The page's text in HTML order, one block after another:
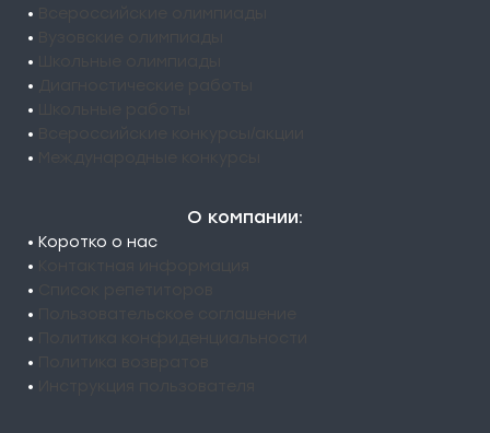
•
•
•
•
•
•
•
О компании:
• Коротко о нас
•
•
•
•
•
•